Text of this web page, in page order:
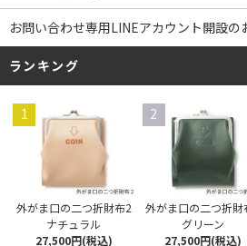
お問い合わせ専用LINEアカウント開設の
ランキング
1
外がま口の二つ折財布2
ナチュラル
27,500円(税込)
2
外がま口の二つ折財
グリーン
27,500円(税込)